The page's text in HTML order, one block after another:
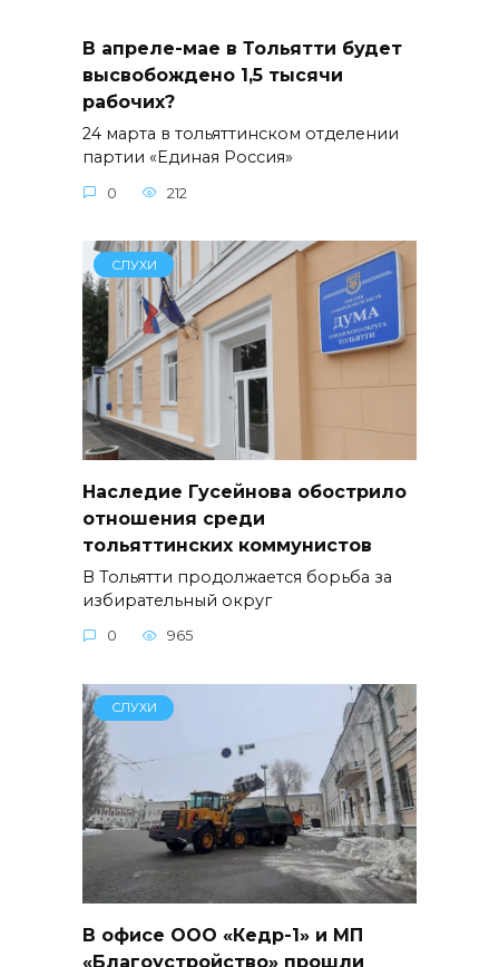
В апреле-мае в Тольятти будет
высвобождено 1,5 тысячи
рабочих?
24 марта в тольяттинском отделении
партии «Единая Россия»
0 212
СЛУХИ
Наследие Гусейнова обострило
отношения среди
тольяттинских коммунистов
В Тольятти продолжается борьба за
избирательный округ
0 965
СЛУХИ
В офисе ООО «Кедр-1» и МП
«Благоустройство» прошли